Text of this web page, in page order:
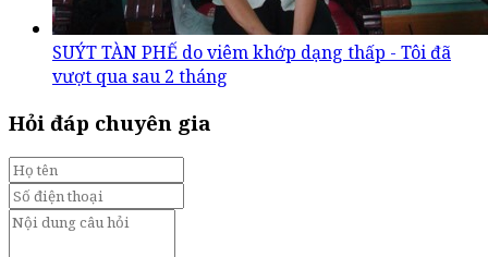
SUÝT TÀN PHẾ do viêm khớp dạng thấp - Tôi đã
vượt qua sau 2 tháng
Hỏi đáp chuyên gia